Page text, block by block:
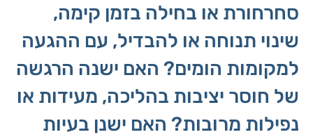
סחרחורת או בחילה בזמן קימה,
שינוי תנוחה או להבדיל, עם ההגעה
למקומות הומים? האם ישנה הרגשה
של חוסר יציבות בהליכה, מעידות או
נפילות מרובות? האם ישנן בעיות